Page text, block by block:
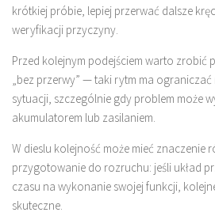
krótkiej próbie, lepiej przerwać dalsze
weryfikacji przyczyny.
Przed kolejnym podejściem warto zrobić
„bez przerwy” — taki rytm ma
sytuacji, szczególnie gdy problem może
akumulatorem lub zasilaniem.
W dieslu kolejność może mieć znaczenie
przygotowanie do rozruchu: jeśli układ
czasu na wykonanie swojej funkcji,
skuteczne.